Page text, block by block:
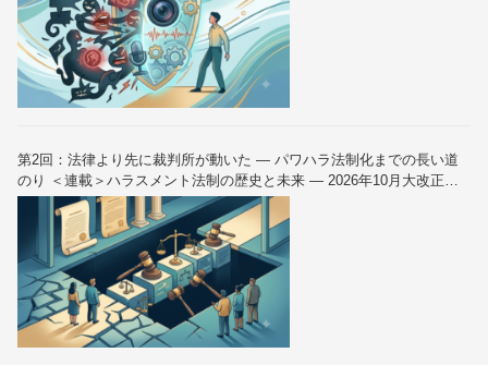
第2回：法律より先に裁判所が動いた — パワハラ法制化までの長い道
のり ＜連載＞ハラスメント法制の歴史と未来 — 2026年10月大改正を
読み解く（全6回）